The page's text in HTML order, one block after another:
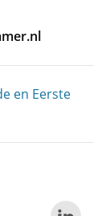
en Eerste